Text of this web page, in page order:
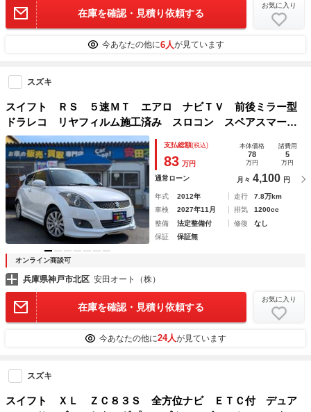
在庫を確認・見積り依頼する
お気に入り
今あなたの他に6人が見ています
スズキ
スイフト ＲＳ ５速ＭＴ エアロ ナビＴＶ 前後ミラー型
ドラレコ リヤフィルム施工済み スロコン スペアスマート
キー クルコン ステアリングスイッチ ディスチャージラン
プ 禁煙車 ＥＴＣ
支払総額(税込)
83 万円
本体価格
78
万円
諸費用
5
万円
通常ローン 月々 4,100 円
年式 2012年 走行
7.8万km
車検
2027年11月 排気
1200cc
整備
法定整備付 修復
なし
保証
保証無
オンライン商談可
兵庫県神戸市北区 安田オート（株）
在庫を確認・見積り依頼する
お気に入り
今あなたの他に24人が見ています
スズキ
スイフト ＸＬ ＺＣ８３Ｓ 全方位ナビ ＥＴＣ付 デュア